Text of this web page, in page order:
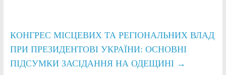
КОНГРЕС МІСЦЕВИХ ТА РЕГІОНАЛЬНИХ ВЛАД
ПРИ ПРЕЗИДЕНТОВІ УКРАЇНИ: ОСНОВНІ
ПІДСУМКИ ЗАСІДАННЯ НА ОДЕЩИНІ →